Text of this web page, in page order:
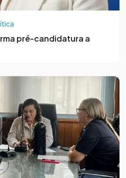
pré-candidatura a